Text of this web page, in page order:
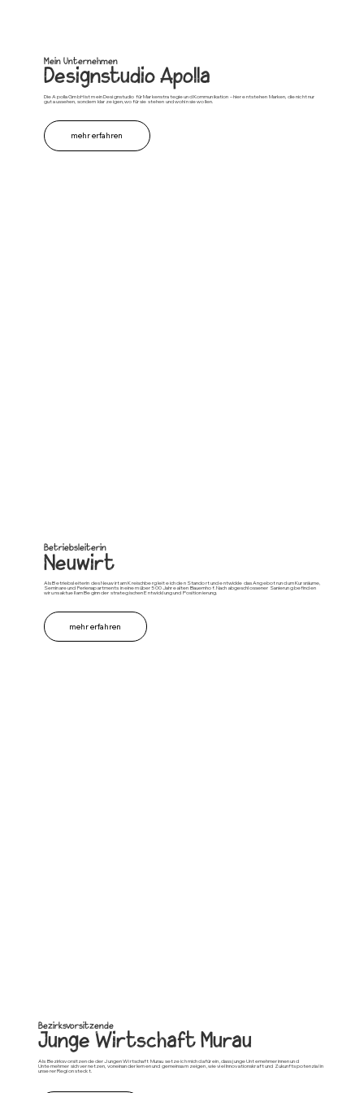
Mein Unternehmen
Designstudio Apolla
Die Apolla GmbH ist mein Designstudio für Markenstrategie und Kommunikation – hier entstehen Marken, die nicht nur
gut aussehen, sondern klar zeigen, wofür sie stehen und wohin sie wollen.
mehr erfahren
Betriebsleiterin
Neuwirt
Als Betriebsleiterin des Neuwirt am Kreischberg leite ich den Standort und entwickle das Angebot rund um Kursräume,
Seminare und Ferienapartments in einem über 500 Jahre alten Bauernhof. Nach abgeschlossener Sanierung befinden
wir uns aktuell am Beginn der strategischen Entwicklung und Positionierung.
mehr erfahren
Bezirksvorsitzende
Junge Wirtschaft Murau
Als Bezirksvorsitzende der Jungen Wirtschaft Murau setze ich mich dafür ein, dass junge Unternehmerinnen und
Unternehmer sich vernetzen, voneinander lernen und gemeinsam zeigen, wie viel Innovationskraft und Zukunftspotenzial in
unserer Region steckt.